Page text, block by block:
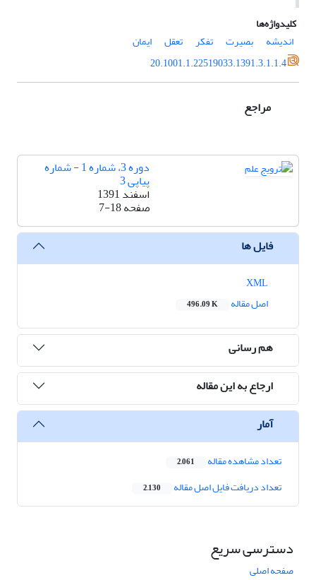
کلیدواژه‌ها
اندیشه
بصیرت تفکر تعقل
ایمان
20.1001.1.22519033.1391.3.1.1.4
مراجع
دوره 3، شماره 1 - شماره
پیاپی 3
اسفند 1391
صفحه7-18
فایل ها
اصل مقاله
496.09 K
هم رسانی
ارجاع به این مقاله
آمار
تعداد مشاهده مقاله 2,061
تعداد دریافت فایل اصل مقاله 2,130
دسترسی سریع
صفحه اصلی